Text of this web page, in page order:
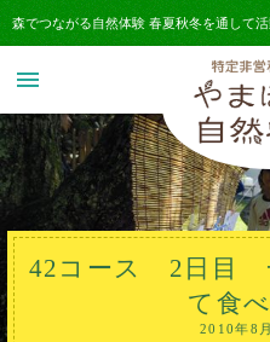
森でつながる自然体験 春夏秋冬を通して
menu
42コース 2日目
て食
2010年8